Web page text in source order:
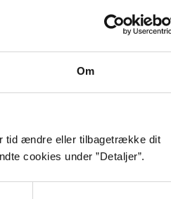
Om
tid ændre eller tilbagetrække dit
cookies under ”Detaljer”.